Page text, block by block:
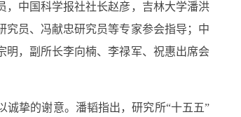
，中国科学报社社长赵彦，吉林大学潘洪
员、冯献忠研究员等专家参会指导；中
明，副所长李向楠、李禄军、祝惠出席会
诚挚的谢意。 潘韬指出，研究所“十五五”